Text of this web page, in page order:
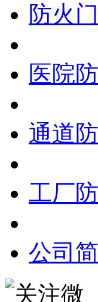
防火门
医院
通道
工厂
公司